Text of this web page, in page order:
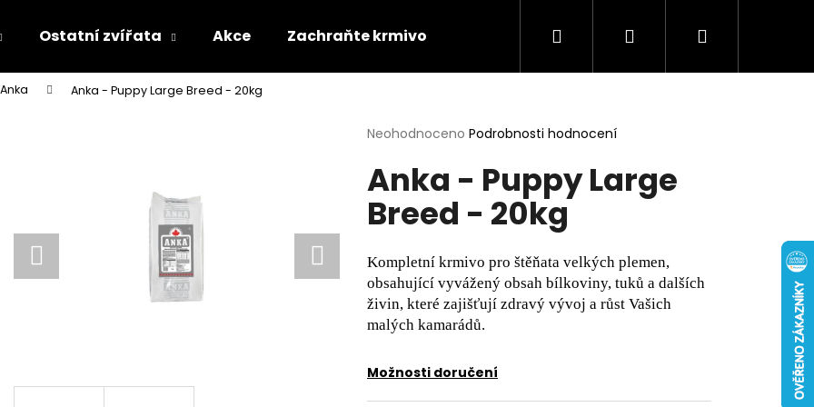
Ostatní zvířata Akce Zachraňte krmivo Chovatelské potřeby Novinky
Hledat PřihlášeníNákupní
Anka Anka - Puppy Large Breed - 20kg
Průměrné
produktu
je
0,0
hvězdiček.
Neohodnoceno Podrobnosti hodnocení
Anka - Puppy Large
Breed - 20kg
Kompletní krmivo pro štěňata velkých plemen,
obsahující vyvážený obsah bílkoviny, tuků a dalších
živin, které zajišťují zdravý vývoj a růst Vašich
malých kamarádů.
Možnosti doručení
Co potřebujete najít?
Doporučujeme